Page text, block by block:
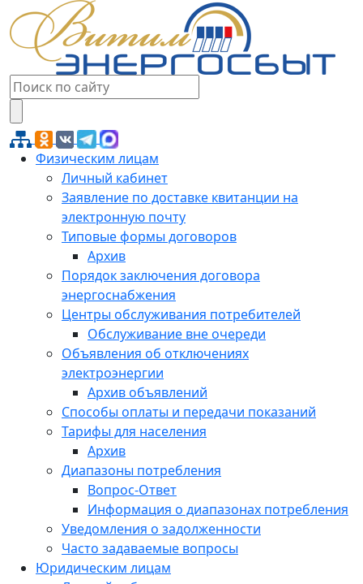
Физическим лицам
Личный кабинет
Заявление по доставке квитанции на
электронную почту
Типовые формы договоров
Архив
Порядок заключения договора
энергоснабжения
Центры обслуживания потребителей
Обслуживание вне очереди
Объявления об отключениях
электроэнергии
Архив объявлений
Способы оплаты и передачи показаний
Тарифы для населения
Архив
Диапазоны потребления
Вопрос-Ответ
Информация о диапазонах потребления
Уведомления о задолженности
Часто задаваемые вопросы
Юридическим лицам